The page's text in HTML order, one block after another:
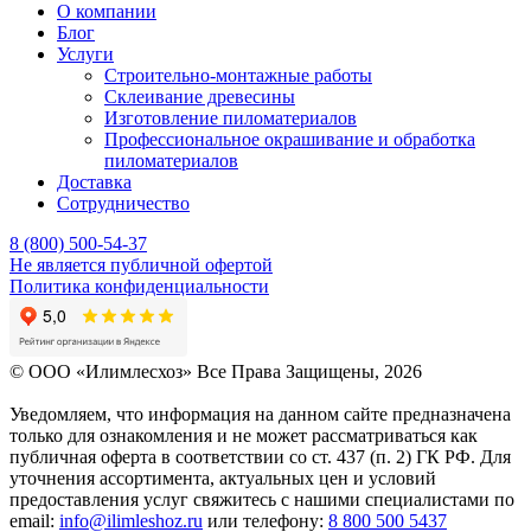
О компании
Блог
Услуги
Строительно-монтажные работы
Склеивание древесины
Изготовление пиломатериалов
Профессиональное окрашивание и обработка
пиломатериалов
Доставка
Сотрудничество
8 (800) 500-54-37
Не является публичной офертой
Политика конфиденциальности
© OOO «Илимлесхоз» Все Права Защищены, 2026
Уведомляем, что информация на данном сайте предназначена
только для ознакомления и не может рассматриваться как
публичная оферта в соответствии со ст. 437 (п. 2) ГК РФ. Для
уточнения ассортимента, актуальных цен и условий
предоставления услуг свяжитесь с нашими специалистами по
email: info@ilimleshoz.ru или телефону: 8 800 500 5437